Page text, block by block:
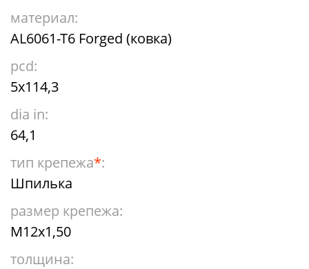
материал:
AL6061-T6 Forged (ковка)
pcd:
5x114,3
dia in:
64,1
тип крепежа*:
Шпилька
размер крепежа:
М12х1,50
толщина: